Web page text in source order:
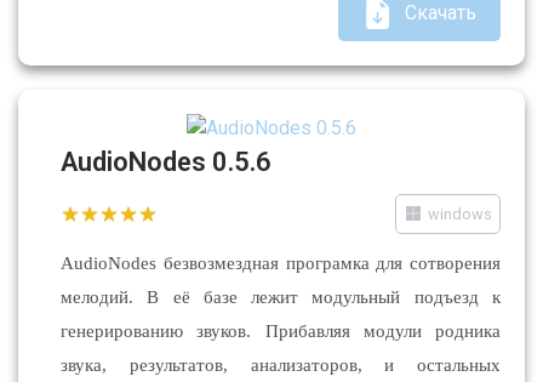
Скачать
AudioNodes 0.5.6
windows
AudioNodes безвозмездная програмка для сотворения
мелодий. В её базе лежит модульный подъезд к
генерированию звуков. Прибавляя модули родника
звука, результатов, анализаторов, и остальных